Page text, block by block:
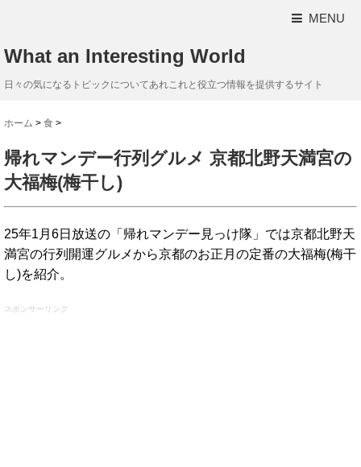
MENU
What an Interesting World
日々の気になるトピックについてあれこれと役立つ情報を提供するサイト
ホーム > 食 >
帰れマンデー行列グルメ 京都北野天満宮の
大福梅(梅干し)
25年1月6日放送の「帰れマンデー見っけ隊」では京都北野天
満宮の行列開運グルメから京都のお正月の定番の大福梅(梅干
し)を紹介。
スポンサーリンク